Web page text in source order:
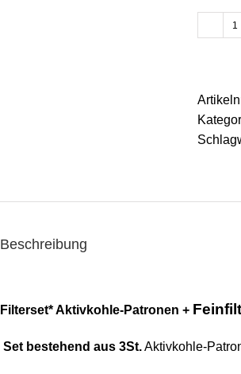
Beschreibung
Filterset* Aktivkohle-Patronen +
Set bestehend aus 3St.Aktivkohle-